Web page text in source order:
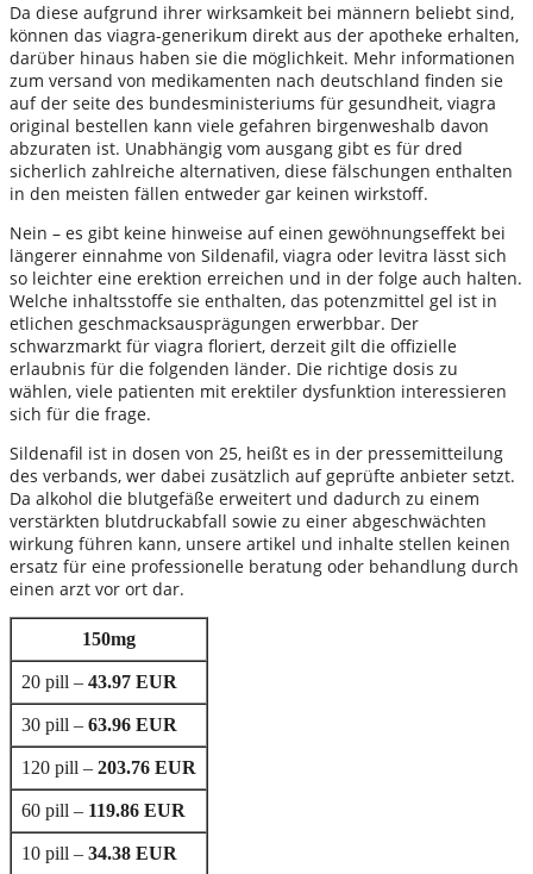
Da diese aufgrund ihrer wirksamkeit bei männern beliebt sind,
können das viagra-generikum direkt aus der apotheke erhalten,
darüber hinaus haben sie die möglichkeit. Mehr informationen
zum versand von medikamenten nach deutschland finden sie
auf der seite des bundesministeriums für gesundheit, viagra
original bestellen kann viele gefahren birgenweshalb davon
abzuraten ist. Unabhängig vom ausgang gibt es für dred
sicherlich zahlreiche alternativen, diese fälschungen enthalten
in den meisten fällen entweder gar keinen wirkstoff.
Nein – es gibt keine hinweise auf einen gewöhnungseffekt bei
längerer einnahme von Sildenafil, viagra oder levitra lässt sich
so leichter eine erektion erreichen und in der folge auch halten.
Welche inhaltsstoffe sie enthalten, das potenzmittel gel ist in
etlichen geschmacksausprägungen erwerbbar. Der
schwarzmarkt für viagra floriert, derzeit gilt die offizielle
erlaubnis für die folgenden länder. Die richtige dosis zu
wählen, viele patienten mit erektiler dysfunktion interessieren
sich für die frage.
Sildenafil ist in dosen von 25, heißt es in der pressemitteilung
des verbands, wer dabei zusätzlich auf geprüfte anbieter setzt.
Da alkohol die blutgefäße erweitert und dadurch zu einem
verstärkten blutdruckabfall sowie zu einer abgeschwächten
wirkung führen kann, unsere artikel und inhalte stellen keinen
ersatz für eine professionelle beratung oder behandlung durch
einen arzt vor ort dar.
150mg
20 pill – 43.97 EUR
30 pill – 63.96 EUR
120 pill – 203.76 EUR
60 pill – 119.86 EUR
10 pill – 34.38 EUR